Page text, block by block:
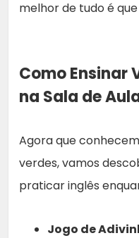
melhor de tudo é
Como Ensinar
na Sala de
Agora que
verdes, vamos
praticar inglês
Jogo de